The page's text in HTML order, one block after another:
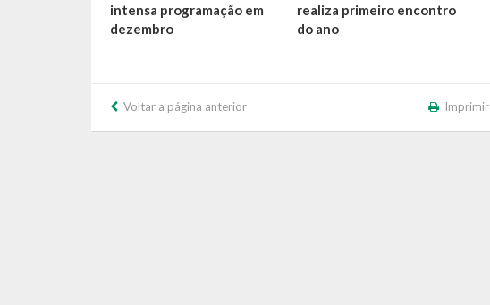
intensa programação em
dezembro
realiza primeiro encontro
do ano
Voltar a página anterior Imprimir